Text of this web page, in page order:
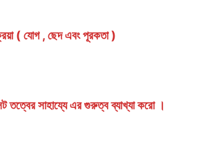
( যোগ , ছেদ এবং পূরকতা )
তত্বের সাহায্যে এর গুরুত্ব ব্যাখ্যা করো ।